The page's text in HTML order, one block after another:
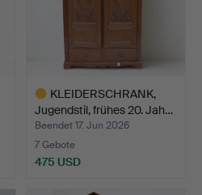
KLEIDERSCHRANK,
Jugendstil, frühes 20. Jah…
Beendet 17. Jun 2026
7 Gebote
475 USD